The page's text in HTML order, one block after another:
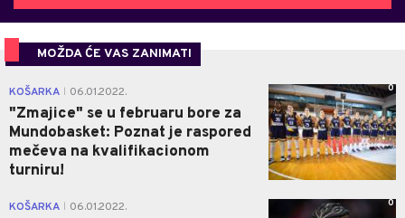
MOŽDA ĆE VAS ZANIMATI
KOŠARKA 06.01.2022.
"Zmajice" se u februaru bore za
Mundobasket: Poznat je raspored
mečeva na kvalifikacionom
turniru!
0
KOŠARKA 06.01.2022. 0